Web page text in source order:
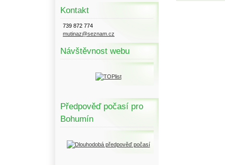
Kontakt
739 872 774
mutinaz@seznam.cz
Návštěvnost webu
Předpověď počasí pro
Bohumín